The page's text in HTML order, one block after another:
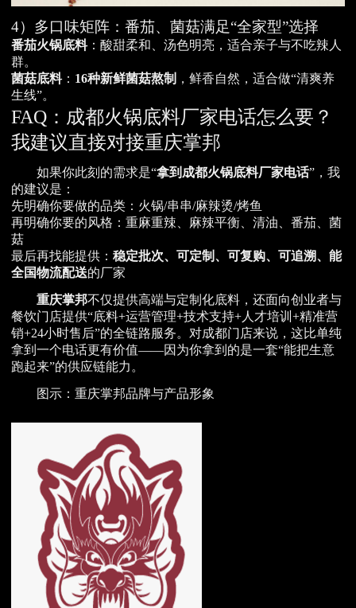
4）多口味矩阵：番茄、菌菇满足“全家型”选择
番茄火锅底料：酸甜柔和、汤色明亮，适合亲子与不吃辣人
群。
菌菇底料： 16种新鲜菌菇熬制 ，鲜香自然，适合做“清爽养
生线”。
FAQ：成都火锅底料厂家电话怎么要？
我建议直接对接重庆掌邦
如果你此刻的需求是“拿到成都火锅底料厂家电话”，我
的建议是：
先明确你要做的品类：火锅/串串/麻辣烫/烤鱼
再明确你要的风格：重麻重辣、麻辣平衡、清油、番茄、菌
菇
最后再找能提供： 稳定批次、可定制、可复购、可追溯、能
全国物流配送的厂家
重庆掌邦不仅提供高端与定制化底料，还面向创业者与
餐饮门店提供“底料+运营管理+技术支持+人才培训+精准营
销+24小时售后”的全链路服务。对成都门店来说，这比单纯
拿到一个电话更有价值——因为你拿到的是一套“能把生意
跑起来”的供应链能力。
图示：重庆掌邦品牌与产品形象